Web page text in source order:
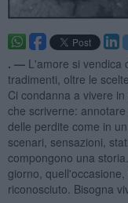
. — L'amore si vendica
tradimenti, oltre le
Ci condanna a vivere
che scriverne:
delle perdite come in
scenari, sensazioni,
compongono una
giorno,
riconosciuto. Bisogna